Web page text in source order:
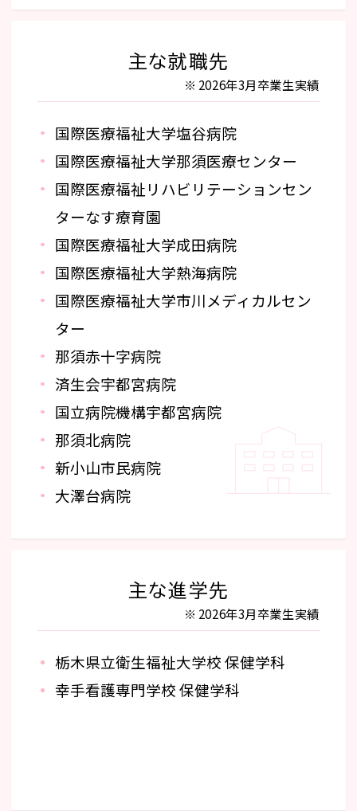
主な就職先
2026年3月卒業生実績
国際医療福祉大学塩谷病院
国際医療福祉大学那須医療センター
国際医療福祉リハビリテーションセン
ターなす療育園
国際医療福祉大学成田病院
国際医療福祉大学熱海病院
国際医療福祉大学市川メディカルセン
ター
那須赤十字病院
済生会宇都宮病院
国立病院機構宇都宮病院
那須北病院
新小山市民病院
大澤台病院
主な進学先
2026年3月卒業生実績
栃木県立衛生福祉大学校 保健学科
幸手看護専門学校 保健学科